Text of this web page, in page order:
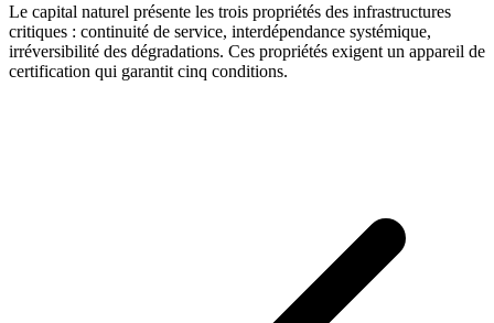
Le capital naturel présente les trois propriétés des infrastructures
critiques : continuité de service, interdépendance systémique,
irréversibilité des dégradations. Ces propriétés exigent un appareil de
certification qui garantit cinq conditions.